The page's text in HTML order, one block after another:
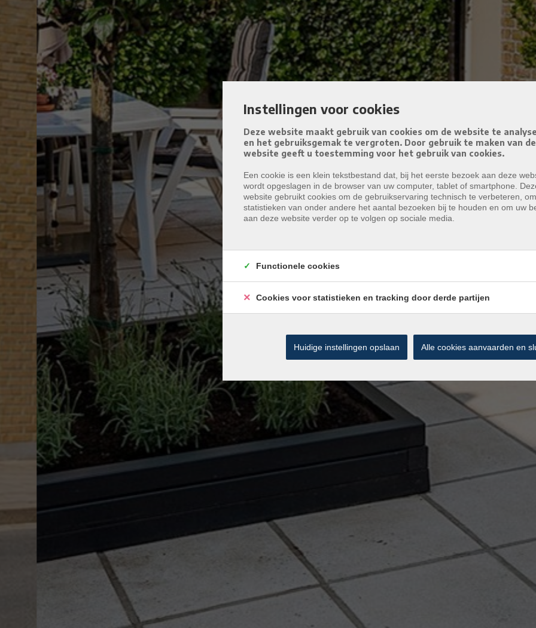
Instellingen voor cookies
Deze website maakt gebruik van cookies om de website te
en het gebruiksgemak te vergroten. Door gebruik te maken van
website geeft u toestemming voor het gebruik van cookies.
Een cookie is een klein tekstbestand dat, bij het eerste bezoek aan deze
wordt opgeslagen in de browser van uw computer, tablet of smartphone.
website gebruikt cookies om de gebruikservaring technisch te verbeteren, om
statistieken van onder andere het aantal bezoeken bij te houden en om uw
aan deze website verder op te volgen op sociale media.
Functionele cookies
Cookies voor statistieken en tracking door derde partijen
Huidige instellingen opslaan Alle cookies aanvaarden en